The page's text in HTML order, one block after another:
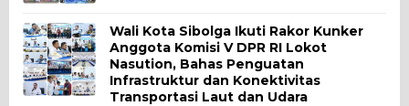
Wali Kota Sibolga Ikuti Rakor Kunker
Anggota Komisi V DPR RI Lokot
Nasution, Bahas Penguatan
Infrastruktur dan Konektivitas
Transportasi Laut dan Udara